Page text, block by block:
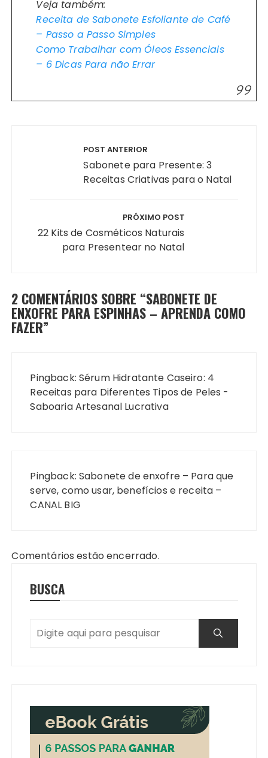
Veja também:
Receita de Sabonete Esfoliante de Café
– Passo a Passo Simples
Como Trabalhar com Óleos Essenciais
– 6 Dicas Para não Errar
POST ANTERIOR
Sabonete para Presente: 3
Receitas Criativas para o Natal
PRÓXIMO POST
22 Kits de Cosméticos Naturais
para Presentear no Natal
2 COMENTÁRIOS SOBRE “SABONETE DE
ENXOFRE PARA ESPINHAS – APRENDA COMO
FAZER”
Pingback: Sérum Hidratante Caseiro: 4
Receitas para Diferentes Tipos de Peles -
Saboaria Artesanal Lucrativa
Pingback: Sabonete de enxofre – Para que
serve, como usar, benefícios e receita –
CANAL BIG
Comentários estão encerrado.
BUSCA